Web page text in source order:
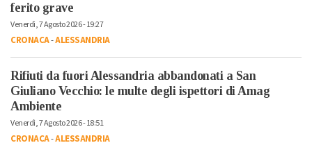
ferito grave
Venerdì, 7 Agosto 2026 - 19:27
CRONACA-ALESSANDRIA
Rifiuti da fuori Alessandria abbandonati a San
Giuliano Vecchio: le multe degli ispettori di Amag
Ambiente
Venerdì, 7 Agosto 2026 - 18:51
CRONACA-ALESSANDRIA